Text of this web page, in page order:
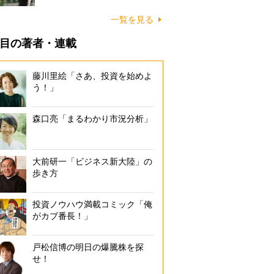
一覧を見る
の著者・連載
藤川里絵「さあ、投資を始めよ
う！」
森口亮「まるわかり市況分析」
大前研一「ビジネス新大陸」の
歩き方
投資ノウハウ満載コミック「俺
がカブ番長！」
戸松信博の明日の爆騰株を探
せ！